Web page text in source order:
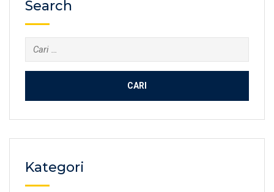
Search
Cari
untuk:
Kategori